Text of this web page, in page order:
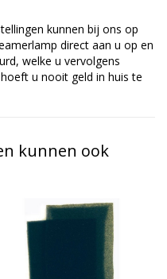
kunnen bij ons op
direct aan u op en
welke u vervolgens
u nooit geld in huis te
kunnen ook